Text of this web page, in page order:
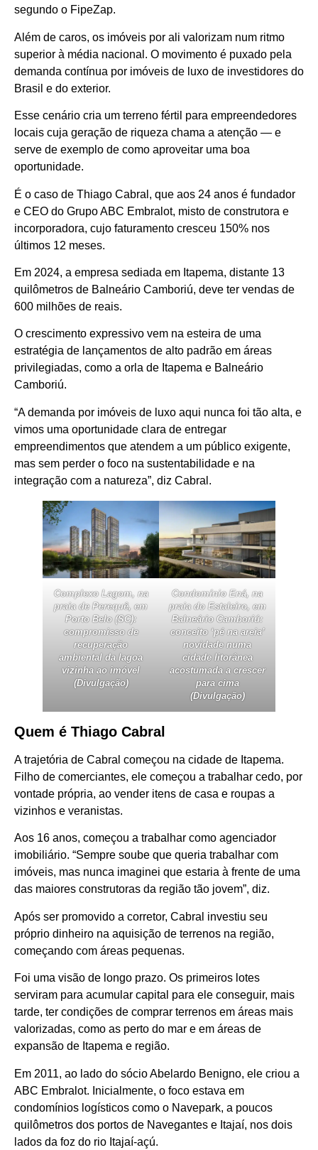
segundo o FipeZap.
Além de caros, os imóveis por ali valorizam num ritmo
superior à média nacional. O movimento é puxado pela
demanda contínua por imóveis de luxo de investidores do
Brasil e do exterior.
Esse cenário cria um terreno fértil para empreendedores
locais cuja geração de riqueza chama a atenção — e
serve de exemplo de como aproveitar uma boa
oportunidade.
É o caso de Thiago Cabral, que aos 24 anos é fundador
e CEO do Grupo ABC Embralot, misto de construtora e
incorporadora, cujo faturamento cresceu 150% nos
últimos 12 meses.
Em 2024, a empresa sediada em Itapema, distante 13
quilômetros de Balneário Camboriú, deve ter vendas de
600 milhões de reais.
O crescimento expressivo vem na esteira de uma
estratégia de lançamentos de alto padrão em áreas
privilegiadas, como a orla de Itapema e Balneário
Camboriú.
“A demanda por imóveis de luxo aqui nunca foi tão alta, e
vimos uma oportunidade clara de entregar
empreendimentos que atendem a um público exigente,
mas sem perder o foco na sustentabilidade e na
integração com a natureza”, diz Cabral.
Complexo Lagom, na
praia de Perequê, em
Porto Belo (SC):
compromisso de
recuperação
ambiental da lagoa
vizinha ao imóvel
(Divulgação)
Condomínio Ená, na
praia do Estaleiro, em
Balneário Camboriú:
conceito ‘pé na areia’
novidade numa
cidade litorânea
acostumada a crescer
para cima
(Divulgação)
Quem é Thiago Cabral
A trajetória de Cabral começou na cidade de Itapema.
Filho de comerciantes, ele começou a trabalhar cedo, por
vontade própria, ao vender itens de casa e roupas a
vizinhos e veranistas.
Aos 16 anos, começou a trabalhar como agenciador
imobiliário. “Sempre soube que queria trabalhar com
imóveis, mas nunca imaginei que estaria à frente de uma
das maiores construtoras da região tão jovem”, diz.
Após ser promovido a corretor, Cabral investiu seu
próprio dinheiro na aquisição de terrenos na região,
começando com áreas pequenas.
Foi uma visão de longo prazo. Os primeiros lotes
serviram para acumular capital para ele conseguir, mais
tarde, ter condições de comprar terrenos em áreas mais
valorizadas, como as perto do mar e em áreas de
expansão de Itapema e região.
Em 2011, ao lado do sócio Abelardo Benigno, ele criou a
ABC Embralot. Inicialmente, o foco estava em
condomínios logísticos como o Navepark, a poucos
quilômetros dos portos de Navegantes e Itajaí, nos dois
lados da foz do rio Itajaí-açú.